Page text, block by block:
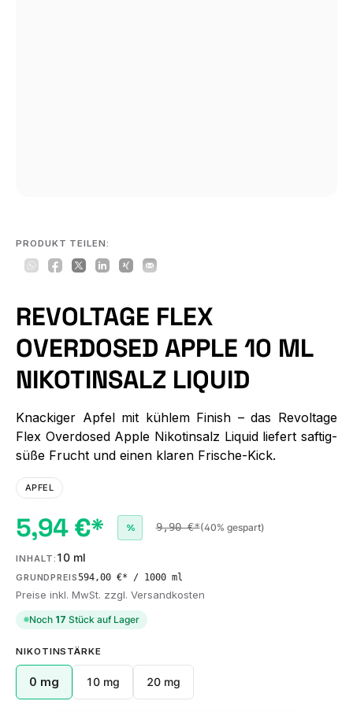
PRODUKT TEILEN:
REVOLTAGE FLEX
OVERDOSED APPLE 10 ML
NIKOTINSALZ LIQUID
Knackiger Apfel mit kühlem Finish – das Revoltage
Flex Overdosed Apple Nikotinsalz Liquid liefert saftig-
süße Frucht und einen klaren Frische-Kick.
APFEL
5,94 €* % 9,90 €*(40% gespart)
INHALT: 10 ml
GRUNDPREIS594,00 €* / 1000 ml
Preise inkl. MwSt. zzgl. Versandkosten
Noch 17 Stück auf Lager
NIKOTINSTÄRKE
0 mg 10 mg 20 mg